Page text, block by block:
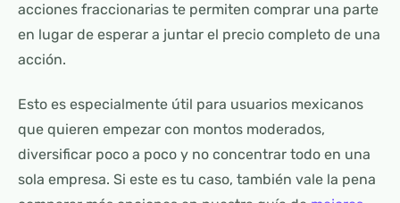
acciones fraccionarias te permiten comprar una parte
en lugar de esperar a juntar el precio completo de una
acción.
Esto es especialmente útil para usuarios mexicanos
que quieren empezar con montos moderados,
diversificar poco a poco y no concentrar todo en una
sola empresa. Si este es tu caso, también vale la pena